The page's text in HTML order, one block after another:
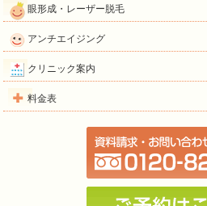
眼形成・レーザー脱毛
アンチエイジング
クリニック案内
料金表